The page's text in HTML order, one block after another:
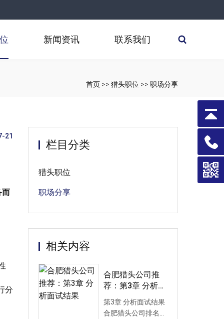
新闻资讯 联系我们
首页 >> 猎头职位 >> 职场分享
21
而
分
栏目分类
猎头职位
职场分享
相关内容
合肥猎头公司推
荐：第3章 分析面
试结果
第3章 分析面试结果
合肥猎头公司排名前